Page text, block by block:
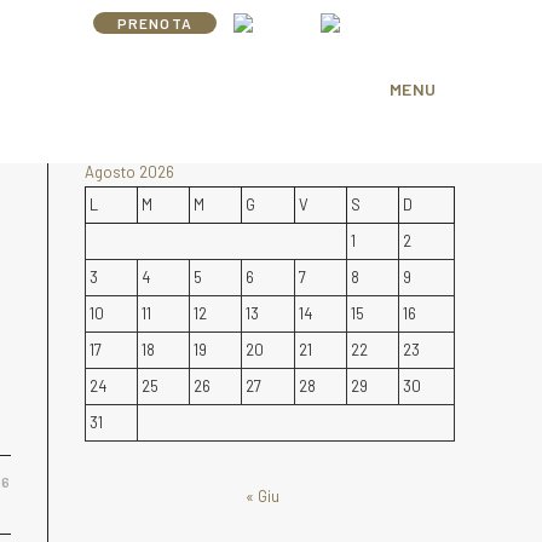
PRENOTA
MENU
Agosto 2026
L
M M G V S
D
1
2
3
4 5 6 7 8
9
10
11 12 13 14 15
16
17
18 19 20 21 22
23
24
25 26 27 28 29
30
31
« Giu